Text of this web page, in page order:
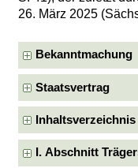
26. März 2025
Bekanntmachung
Staatsvertrag
Inhaltsverzeichnis
I. Abschnitt